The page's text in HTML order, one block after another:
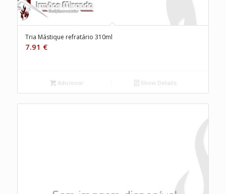
Tria Mástique refratário 310ml
7.91 €
Adicionar Show Details